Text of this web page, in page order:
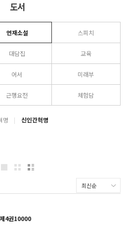
도서
연재소설 스피치
대담집 교육
어서 미래부
근행요전 체험담
명 신인간혁명
4권10000